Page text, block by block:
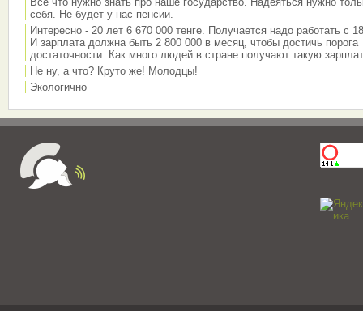
себя. Не будет у нас пенсии.
Интересно - 20 лет 6 670 000 тенге. Получается надо работать с
И зарплата должна быть 2 800 000 в месяц, чтобы достичь порога
достаточности. Как много людей в стране получают такую
Не ну, а что? Круто же! Молодцы!
Экологично